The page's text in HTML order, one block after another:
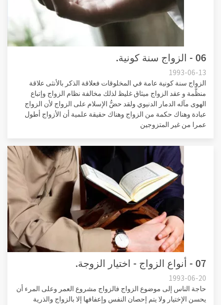
06 - الزواج سنة كونية.
1993-06-13
الزواج سنة كونية عامة في المخلوقات فعلاقة الذكر بالأنثى علاقة
منظَّمة و عقد الزواج ميثاق غليظ لذلك مخالفة نظام الزواج وإتباع
الهوى مآله الدمار الدنيوي ولقد حضُّ الإسلام على الزواج لأن الزواج
عبادة وهناك حكمة من الزواج وهناك حقيقة علمية أن الأزواج أطول
عمرا من غير المتزوجين
07 - أنواع الزواج - اختيار الزوجة.
1993-06-20
حاجة الناس إلى موضوع الزواج فالزواج مشروع العمر وعلى المرء أن
يحسن الإختيار ولا يتم إحصان النفس وإعفافها إلا بالزواج والذرية